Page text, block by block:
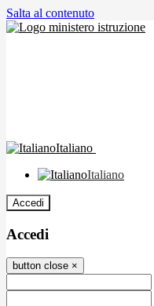
Salta al contenuto
Italiano
Italiano
Accedi
Accedi
button close ×